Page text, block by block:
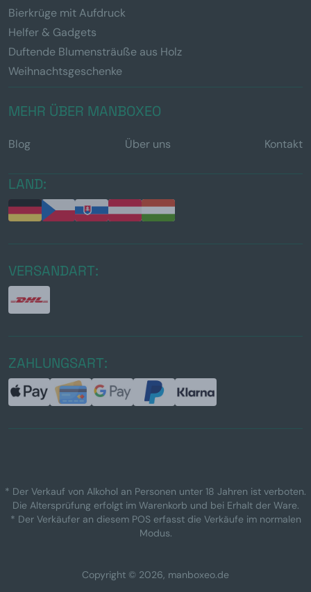
Bierkrüge mit Aufdruck
Helfer & Gadgets
Duftende Blumensträuße aus Holz
Weihnachtsgeschenke
MEHR ÜBER MANBOXEO
Blog Über uns Kontakt
LAND:
VERSANDART:
ZAHLUNGSART:
* Der Verkauf von Alkohol an Personen unter 18 Jahren ist verboten.
Die Altersprüfung erfolgt im Warenkorb und bei Erhalt der Ware.
* Der Verkäufer an diesem POS erfasst die Verkäufe im normalen
Modus.
Copyright © 2026, manboxeo.de